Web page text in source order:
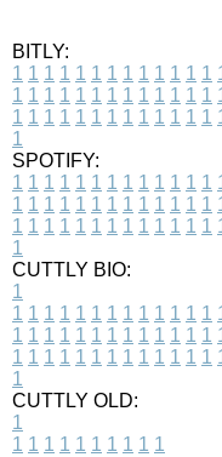
BITLY:
1 1 1 1 1 1 1 1 1 1 1 1 1
1 1 1 1 1 1 1 1 1 1 1 1 1
1 1 1 1 1 1 1 1 1 1 1 1 1
1
SPOTIFY:
1 1 1 1 1 1 1 1 1 1 1 1 1
1 1 1 1 1 1 1 1 1 1 1 1 1
1 1 1 1 1 1 1 1 1 1 1 1 1
1
CUTTLY BIO:
1
1 1 1 1 1 1 1 1 1 1 1 1 1
1 1 1 1 1 1 1 1 1 1 1 1 1
1 1 1 1 1 1 1 1 1 1 1 1 1
1
CUTTLY OLD:
1
1 1 1 1 1 1 1 1 1 1